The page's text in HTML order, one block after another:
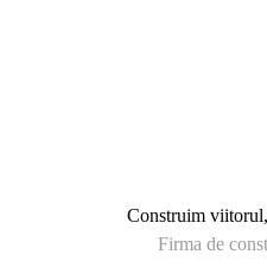
Construim
Firma de